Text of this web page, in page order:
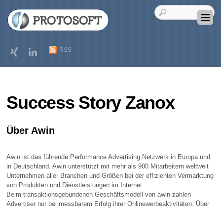
RSS
Success Story Zanox
Über Awin
Awin ist das führende Performance Advertising Netzwerk in Europa und
in Deutschland. Awin unterstützt mit mehr als 900 Mitarbeitern weltweit
Unternehmen aller Branchen und Größen bei der effizienten Vermarktung
von Produkten und Dienstleistungen im Internet.
Beim transaktionsgebundenen Geschäftsmodell von awin zahlen
Advertiser nur bei messbarem Erfolg ihrer Onlinewerbeaktivitäten. Über